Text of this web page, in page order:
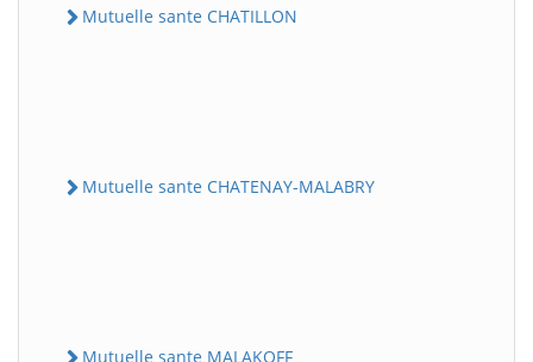
Mutuelle sante CHATILLON
Mutuelle sante CHATENAY-MALABRY
Mutuelle sante MALAKOFF